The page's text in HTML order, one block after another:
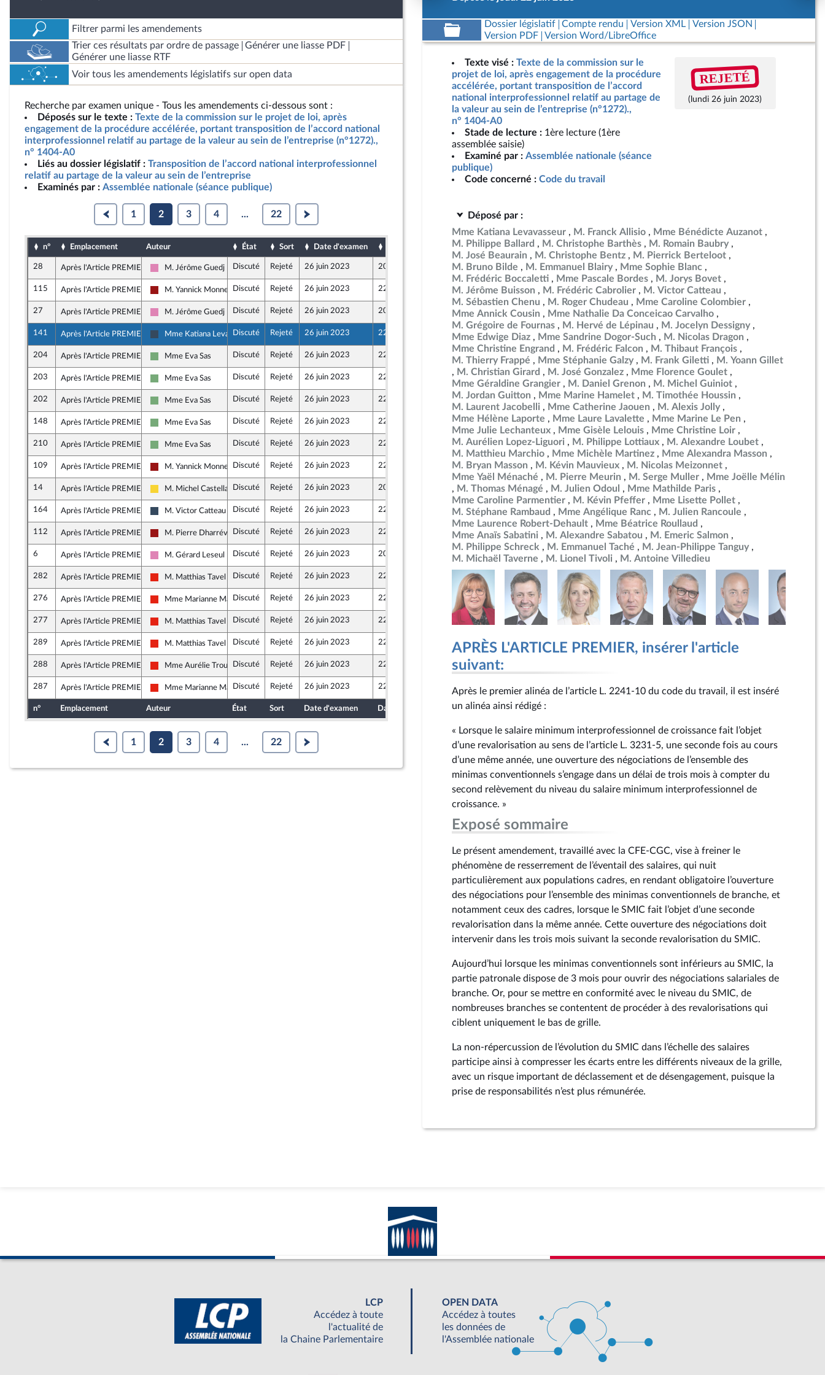
Filtrer parmi les amendements
Trier ces résultats par ordre de passage
Générer une liasse PDF
Générer une liasse RTF
Voir tous les amendements législatifs sur open data
Recherche par examen unique - Tous les amendements ci-dessous sont :
Déposés sur le texte : Texte de la commission sur le projet de loi, après
engagement de la procédure accélérée, portant transposition de l’accord national
interprofessionnel relatif au partage de la valeur au sein de l’entreprise (n°1272).,
n° 1404-A0
Liés au dossier législatif : Transposition de l’accord national interprofessionnel
relatif au partage de la valeur au sein de l’entreprise
Examinés par : Assemblée nationale (séance publique)
1 2 3 4 ... 22
n° Emplacement Auteur État Sort Date d'examen
28 Après l'Article PREMIER
Socialistes et apparentés (membre de l’intergroupe NUPES)
M. Jérôme Guedj Discuté Rejeté 26 juin 2023 20 juin 2023
115 Après l'Article PREMIER
Gauche démocrate et républicaine - NUPES
M. Yannick Monnet Discuté Rejeté 26 juin 2023 22 juin 2023
27 Après l'Article PREMIER
Socialistes et apparentés (membre de l’intergroupe NUPES)
M. Jérôme Guedj Discuté Rejeté 26 juin 2023 20 juin 2023
141 Après l'Article PREMIER
Rassemblement National
Mme Katiana Levavasseur
Discuté Rejeté 26 juin 2023 22 juin 2023
204 Après l'Article PREMIER
Écologiste - NUPES
Mme Eva Sas Discuté Rejeté 26 juin 2023 22 juin 2023
203 Après l'Article PREMIER
Écologiste - NUPES
Mme Eva Sas Discuté Rejeté 26 juin 2023 22 juin 2023
202 Après l'Article PREMIER
Écologiste - NUPES
Mme Eva Sas Discuté Rejeté 26 juin 2023 22 juin 2023
148 Après l'Article PREMIER
Écologiste - NUPES
Mme Eva Sas Discuté Rejeté 26 juin 2023 22 juin 2023
210 Après l'Article PREMIER
Écologiste - NUPES
Mme Eva Sas Discuté Rejeté 26 juin 2023 22 juin 2023
109 Après l'Article PREMIER
Gauche démocrate et républicaine - NUPES
M. Yannick Monnet Discuté Rejeté 26 juin 2023 22 juin 2023
14 Après l'Article PREMIER
Libertés, Indépendants, Outre-mer et Territoires
M. Michel CastellaniDiscuté Rejeté 26 juin 2023 20 juin 2023
164 Après l'Article PREMIER
Rassemblement National
M. Victor Catteau Discuté Rejeté 26 juin 2023 22 juin 2023
112 Après l'Article PREMIER
Gauche démocrate et républicaine - NUPES
M. Pierre DharrévilleDiscuté Rejeté 26 juin 2023 22 juin 2023
6 Après l'Article PREMIER
Socialistes et apparentés (membre de l’intergroupe NUPES)
M. Gérard Leseul Discuté Rejeté 26 juin 2023 20 juin 2023
282 Après l'Article PREMIER
La France insoumise - Nouvelle Union Populaire écologique et sociale
M. Matthias Tavel Discuté Rejeté 26 juin 2023 22 juin 2023
276 Après l'Article PREMIER
La France insoumise - Nouvelle Union Populaire écologique et sociale
Mme Marianne MaximiDiscuté Rejeté 26 juin 2023 22 juin 2023
277 Après l'Article PREMIER
La France insoumise - Nouvelle Union Populaire écologique et sociale
M. Matthias Tavel Discuté Rejeté 26 juin 2023 22 juin 2023
289 Après l'Article PREMIER
La France insoumise - Nouvelle Union Populaire écologique et sociale
M. Matthias Tavel Discuté Rejeté 26 juin 2023 22 juin 2023
288 Après l'Article PREMIER
La France insoumise - Nouvelle Union Populaire écologique et sociale
Mme Aurélie TrouvéDiscuté Rejeté 26 juin 2023 22 juin 2023
287 Après l'Article PREMIER
La France insoumise - Nouvelle Union Populaire écologique et sociale
Mme Marianne MaximiDiscuté Rejeté 26 juin 2023 22 juin 2023
n° Emplacement Auteur État Sort Date d'examen Date de dépôt
1 2 3 4 ... 22
Dossier législatif Compte rendu Version XML
Version JSON
Version PDF
Version Word/LibreOffice
Texte visé : Texte de la commission sur le
projet de loi, après engagement de la procédure
accélérée, portant transposition de l’accord
national interprofessionnel relatif au partage de
la valeur au sein de l’entreprise (n°1272).,
n° 1404-A0
Stade de lecture : 1ère lecture (1ère
assemblée saisie)
Examiné par : Assemblée nationale (séance
publique)
Code concerné : Code du travail
REJETÉ
(lundi 26 juin 2023)
Déposé par :
Mme Katiana Levavasseur
M. Franck Allisio
Mme Bénédicte Auzanot
M. Philippe Ballard
M. Christophe Barthès
M. Romain Baubry
M. José Beaurain
M. Christophe Bentz
M. Pierrick Berteloot
M. Bruno Bilde
M. Emmanuel Blairy
Mme Sophie Blanc
M. Frédéric Boccaletti
Mme Pascale Bordes
M. Jorys Bovet
M. Jérôme Buisson
M. Frédéric Cabrolier
M. Victor Catteau
M. Sébastien Chenu
M. Roger Chudeau
Mme Caroline Colombier
Mme Annick Cousin
Mme Nathalie Da Conceicao Carvalho
M. Grégoire de Fournas
M. Hervé de Lépinau
M. Jocelyn Dessigny
Mme Edwige Diaz
Mme Sandrine Dogor-Such
M. Nicolas Dragon
Mme Christine Engrand
M. Frédéric Falcon
M. Thibaut François
M. Thierry Frappé
Mme Stéphanie Galzy M. Frank Giletti
M. Yoann Gillet
M. Christian Girard
M. José Gonzalez
Mme Florence Goulet
Mme Géraldine Grangier
M. Daniel Grenon
M. Michel Guiniot
M. Jordan Guitton
Mme Marine Hamelet
M. Timothée Houssin
M. Laurent Jacobelli
Mme Catherine Jaouen
M. Alexis Jolly
Mme Hélène Laporte
Mme Laure Lavalette
Mme Marine Le Pen
Mme Julie Lechanteux
Mme Gisèle Lelouis
Mme Christine Loir
M. Aurélien Lopez-Liguori
M. Philippe Lottiaux
M. Alexandre Loubet
M. Matthieu Marchio
Mme Michèle Martinez
Mme Alexandra Masson
M. Bryan Masson
M. Kévin Mauvieux
M. Nicolas Meizonnet
Mme Yaël Ménaché
M. Pierre Meurin M. Serge Muller
Mme Joëlle Mélin
M. Thomas Ménagé
M. Julien Odoul
Mme Mathilde Paris
Mme Caroline Parmentier
M. Kévin Pfeffer
Mme Lisette Pollet
M. Stéphane Rambaud
Mme Angélique Ranc
M. Julien Rancoule
Mme Laurence Robert-Dehault
Mme Béatrice Roullaud
Mme Anaïs Sabatini
M. Alexandre Sabatou
M. Emeric Salmon
M. Philippe Schreck
M. Emmanuel Taché
M. Jean-Philippe Tanguy
M. Michaël Taverne
M. Lionel Tivoli M. Antoine Villedieu
APRÈS L'ARTICLE PREMIER, insérer l'article
suivant:
Après le premier alinéa de l’article L. 2241‑10 du code du travail, il est inséré
un alinéa ainsi rédigé :
« Lorsque le salaire minimum interprofessionnel de croissance fait l’objet
d’une revalorisation au sens de l’article L. 3231‑5, une seconde fois au cours
d’une même année, une ouverture des négociations de l’ensemble des
minimas conventionnels s’engage dans un délai de trois mois à compter du
second relèvement du niveau du salaire minimum interprofessionnel de
croissance. »
Exposé sommaire
Le présent amendement, travaillé avec la CFE-CGC, vise à freiner le
phénomène de resserrement de l’éventail des salaires, qui nuit
particulièrement aux populations cadres, en rendant obligatoire l’ouverture
des négociations pour l’ensemble des minimas conventionnels de branche, et
notamment ceux des cadres, lorsque le SMIC fait l’objet d’une seconde
revalorisation dans la même année. Cette ouverture des négociations doit
intervenir dans les trois mois suivant la seconde revalorisation du SMIC.
Aujourd’hui lorsque les minimas conventionnels sont inférieurs au SMIC, la
partie patronale dispose de 3 mois pour ouvrir des négociations salariales de
branche. Or, pour se mettre en conformité avec le niveau du SMIC, de
nombreuses branches se contentent de procéder à des revalorisations qui
ciblent uniquement le bas de grille.
La non-répercussion de l’évolution du SMIC dans l’échelle des salaires
participe ainsi à compresser les écarts entre les différents niveaux de la grille,
avec un risque important de déclassement et de désengagement, puisque la
prise de responsabilités n’est plus rémunérée.
LCP
Accédez à toute
l'actualité de
la Chaine Parlementaire
OPEN DATA
Accédez à toutes
les données de
l'Assemblée nationale